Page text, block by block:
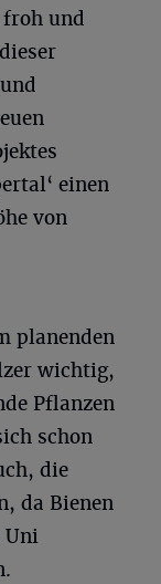
froh und
einen
von
planenden
wichtig,
Pflanzen
schon
die
da Bienen
Uni